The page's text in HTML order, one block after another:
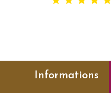
Informations